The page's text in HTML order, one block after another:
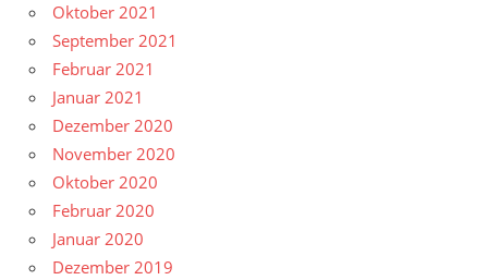
Oktober 2021
September 2021
Februar 2021
Januar 2021
Dezember 2020
November 2020
Oktober 2020
Februar 2020
Januar 2020
Dezember 2019